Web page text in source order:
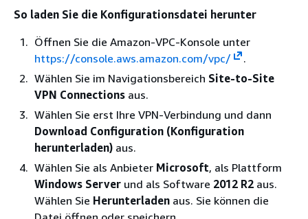
So laden Sie die Konfigurationsdatei herunter
Öffnen Sie die Amazon-VPC-Konsole unter
https://console.aws.amazon.com/vpc/
.
Wählen Sie im Navigationsbereich Site-to-Site
VPN Connections aus.
Wählen Sie erst Ihre VPN-Verbindung und dann
Download Configuration (Konfiguration
herunterladen) aus.
Wählen Sie als Anbieter Microsoft, als Plattform
Windows Server und als Software 2012 R2 aus.
Wählen Sie Herunterladen aus. Sie können die